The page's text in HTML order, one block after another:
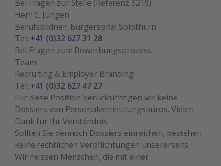
Bei Fragen zur Stelle (Referenz 3219):
Herr C. Jungen
Berufsbildner, Bürgerspital Solothurn
Tel: +41 (0)32 627 31 28
Bei Fragen zum Bewerbungsprozess:
Team
Recruiting & Employer Branding
Tel: +41 (0)32 627 47 27
Für diese Position berücksichtigen wir keine
Dossiers von Personalvermittlungsbüros. Vielen
Dank für Ihr Verständnis.
Sollten Sie dennoch Dossiers einreichen, bestehen
keine rechtlichen Verpflichtungen unsererseits.
Wir heissen Menschen, die mit einer